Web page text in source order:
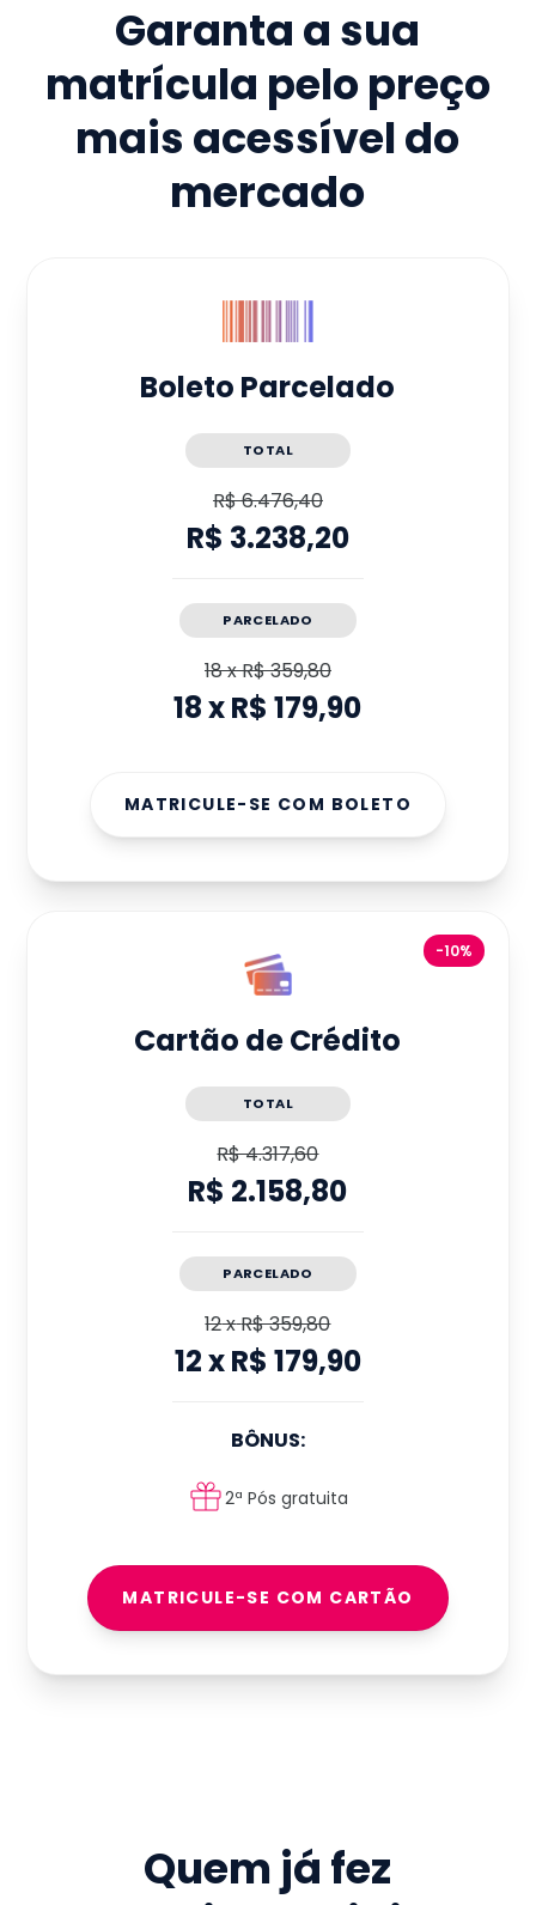
Garanta a sua
matrícula pelo preço
mais acessível do
mercado
Boleto Parcelado
TOTAL
R$ 6.476,40
R$ 3.238,20
PARCELADO
18xR$ 359,80
18xR$ 179,90
MATRICULE-SE COM BOLETO
-10%
Cartão de Crédito
TOTAL
R$ 4.317,60
R$ 2.158,80
PARCELADO
12xR$ 359,80
12xR$ 179,90
BÔNUS:
2ª Pós gratuita
MATRICULE-SE COM CARTÃO
Quem já fez